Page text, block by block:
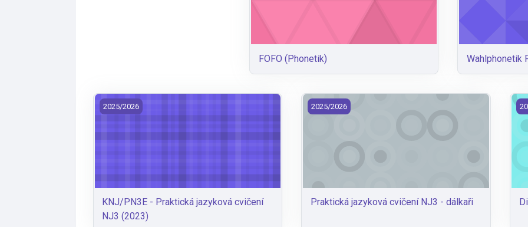
FOFO (Phonetik) Wahlphonetik
KNJ/PN3E - Praktická jazyková cvičení NJ3 (2023)
2025/2026
KNJ/PN3E - Praktická jazyková cvičení
NJ3 (2023)
Praktická jazyková cvičení NJ3 - dálkaři
2025/2026
Praktická jazyková cvičení NJ3 - dálkaři